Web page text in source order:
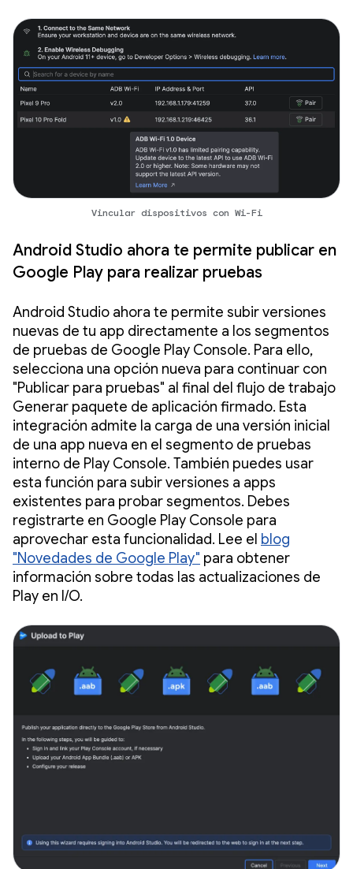
Vincular dispositivos con Wi-Fi
Android Studio ahora te permite publicar en
Google Play para realizar pruebas
Android Studio ahora te permite subir versiones
nuevas de tu app directamente a los segmentos
de pruebas de Google Play Console. Para ello,
selecciona una opción nueva para continuar con
"Publicar para pruebas" al final del flujo de trabajo
Generar paquete de aplicación firmado. Esta
integración admite la carga de una versión inicial
de una app nueva en el segmento de pruebas
interno de Play Console. También puedes usar
esta función para subir versiones a apps
existentes para probar segmentos. Debes
registrarte en Google Play Console para
aprovechar esta funcionalidad. Lee el blog
"Novedades de Google Play" para obtener
información sobre todas las actualizaciones de
Play en I/O.